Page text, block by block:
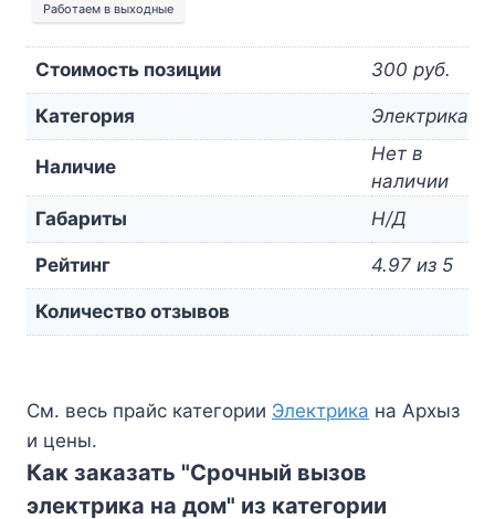
Работаем в выходные
Стоимость позиции 300 руб.
Категория Электрика
Наличие
Нет в
наличии
Габариты
Н/Д
Рейтинг 4.97 из 5
Количество отзывов
См. весь прайс категории Электрика на Архыз
и цены.
Как заказать "Срочный вызов
электрика на дом" из категории